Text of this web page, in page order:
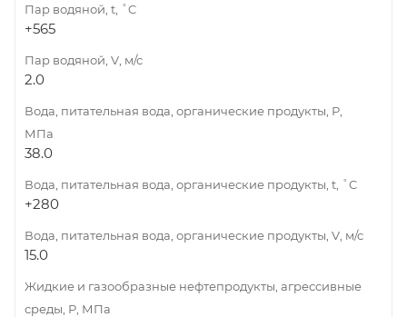
Пар водяной, t, ˚C
+565
Пар водяной, V, м/с
2.0
Вода, питательная вода, органические продукты, Р,
МПа
38.0
Вода, питательная вода, органические продукты, t, ˚C
+280
Вода, питательная вода, органические продукты, V, м/с
15.0
Жидкие и газообразные нефтепродукты, агрессивные
среды, Р, МПа